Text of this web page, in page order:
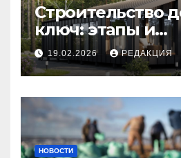
Строительство
ключ: этапы и
планирование
19.02.2026 РЕДАКЦИЯ
НОВОСТИ